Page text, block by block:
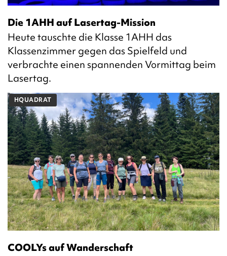
Die 1AHH auf Lasertag-Mission
Heute tauschte die Klasse 1AHH das
Klassenzimmer gegen das Spielfeld und
verbrachte einen spannenden Vormittag beim
Lasertag.
HQUADRAT
COOLYs auf Wanderschaft